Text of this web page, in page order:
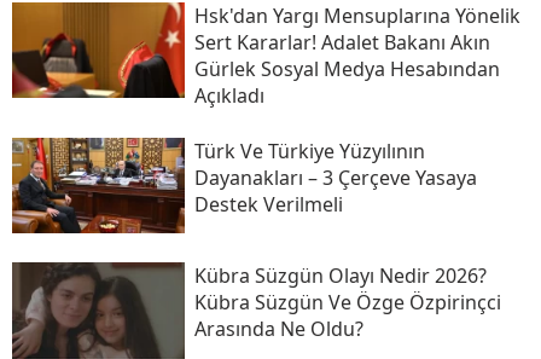
Hsk'dan Yargı Mensuplarına Yönelik
Sert Kararlar! Adalet Bakanı Akın
Gürlek Sosyal Medya Hesabından
Açıkladı
Türk Ve Türkiye Yüzyılının
Dayanakları – 3 Çerçeve Yasaya
Destek Verilmeli
Kübra Süzgün Olayı Nedir 2026?
Kübra Süzgün Ve Özge Özpirinçci
Arasında Ne Oldu?